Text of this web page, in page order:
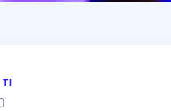
TI